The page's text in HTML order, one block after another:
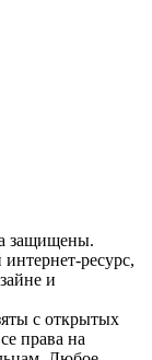
защищены.
ресурс,
и
с открытых
права на